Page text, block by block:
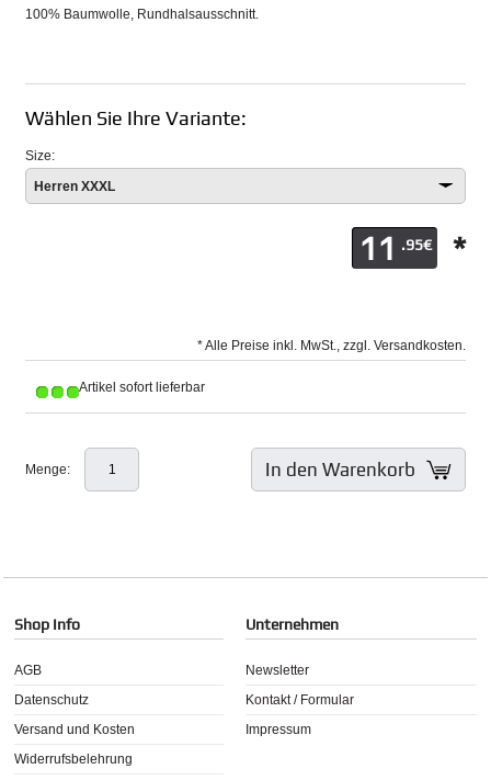
100% Baumwolle, Rundhalsausschnitt.
Wählen Sie Ihre Variante:
Size:
Herren XXXL
11 .95€ *
* Alle Preise inkl. MwSt., zzgl. Versandkosten.
Artikel sofort lieferbar
Menge: In den Warenkorb
Shop Info
AGB
Datenschutz
Versand und Kosten
Widerrufsbelehrung
Unternehmen
Newsletter
Kontakt / Formular
Impressum